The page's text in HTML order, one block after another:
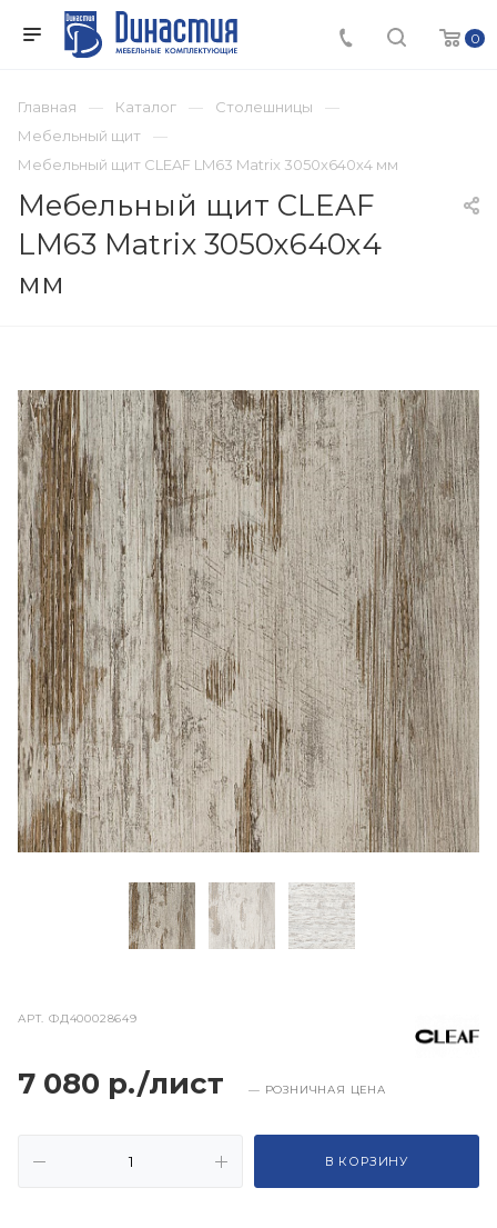
0
Главная Каталог
Столешницы
Мебельный щит
Мебельный щит CLEAF LM63 Matrix 3050х640х4 мм
Мебельный щит CLEAF
LM63 Matrix 3050х640х4
мм
АРТ.ФД400028649
7 080 р./лист — РОЗНИЧНАЯ ЦЕНА
В КОРЗИНУ